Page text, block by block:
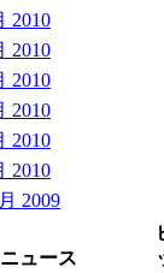
2010
2010
2010
2010
2010
2010
2009
ニュース